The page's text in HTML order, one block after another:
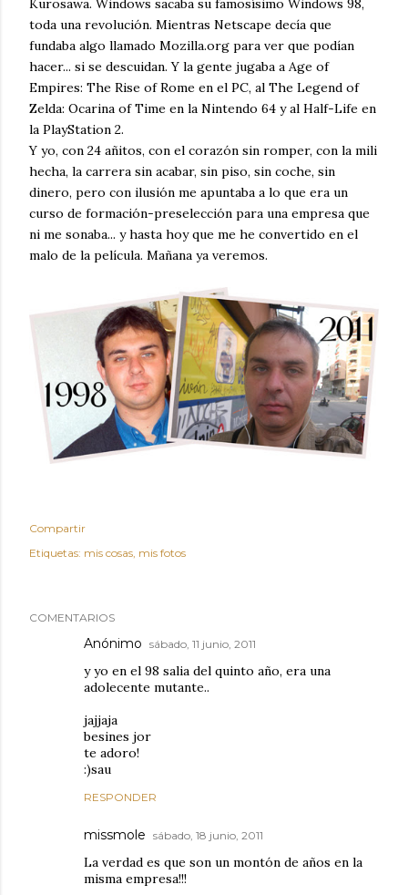
Kurosawa. Windows sacaba su famosísimo Windows 98,
toda una revolución. Mientras Netscape decía que
fundaba algo llamado Mozilla.org para ver que podían
hacer... si se descuidan. Y la gente jugaba a Age of
Empires: The Rise of Rome en el PC, al The Legend of
Zelda: Ocarina of Time en la Nintendo 64 y al Half-Life en
la PlayStation 2.
Y yo, con 24 añitos, con el corazón sin romper, con la mili
hecha, la carrera sin acabar, sin piso, sin coche, sin
dinero, pero con ilusión me apuntaba a lo que era un
curso de formación-preselección para una empresa que
ni me sonaba... y hasta hoy que me he convertido en el
malo de la película. Mañana ya veremos.
Compartir
Etiquetas: mis cosas mis fotos
COMENTARIOS
Anónimo sábado, 11 junio, 2011
y yo en el 98 salia del quinto año, era una
adolecente mutante..
jajjaja
besines jor
te adoro!
:)sau
RESPONDER
missmole sábado, 18 junio, 2011
La verdad es que son un montón de años en la
misma empresa!!!